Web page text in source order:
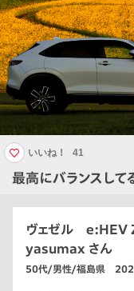
最高にバランスして
いいね！ 41
ヴェゼル e:HEV
yasumax さん
50代/男性/福島県